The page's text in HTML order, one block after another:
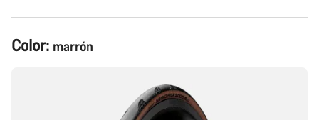
Configuración
del
Color: marrón